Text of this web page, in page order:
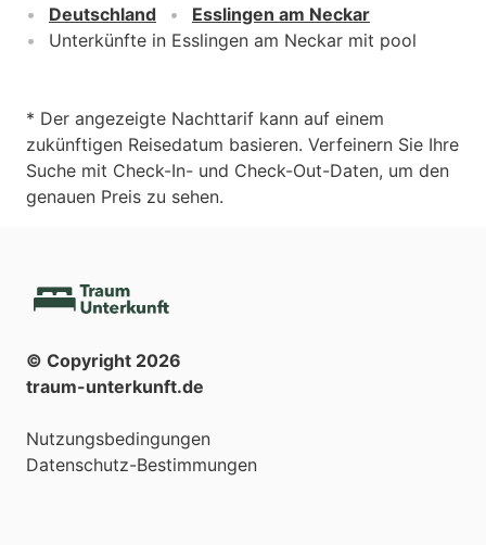
Deutschland
Esslingen am Neckar
Unterkünfte in Esslingen am Neckar mit pool
* Der angezeigte Nachttarif kann auf einem
zukünftigen Reisedatum basieren. Verfeinern Sie Ihre
Suche mit Check-In- und Check-Out-Daten, um den
genauen Preis zu sehen.
© Copyright 2026
traum-unterkunft.de
Nutzungsbedingungen
Datenschutz-Bestimmungen